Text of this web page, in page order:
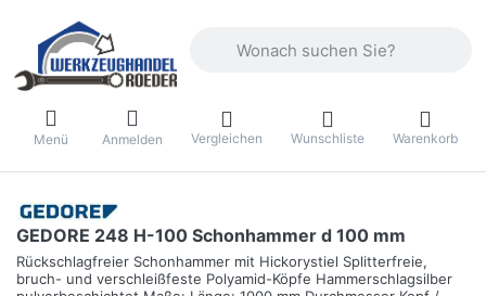
Menü Anmelden Vergleichen Wunschliste Warenkorb
GEDORE 248 H-100 Schonhammer d 100 mm
Rückschlagfreier Schonhammer mit Hickorystiel Splitterfreie,
bruch- und verschleißfeste Polyamid-Köpfe Hammerschlagsilber